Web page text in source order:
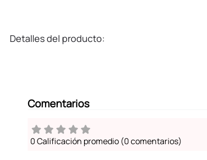
Detalles del producto:
Comentarios
0 Calificación promedio (0 comentarios)